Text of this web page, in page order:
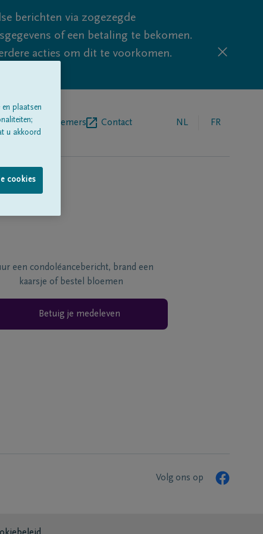
berichten via zogezegde
of een betaling te bekomen.
acties om dit te voorkomen.
Contact NL FR
een condoléancebericht, brand een
kaarsje of bestel bloemen
Betuig je medeleven
Volg ons op
plaatsen
u akkoord
cookies